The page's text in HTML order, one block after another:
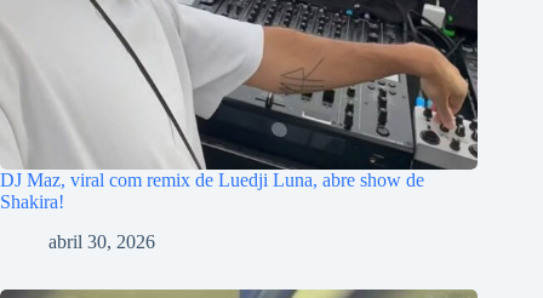
DJ Maz, viral com remix de Luedji Luna, abre show de
Shakira!
abril 30, 2026